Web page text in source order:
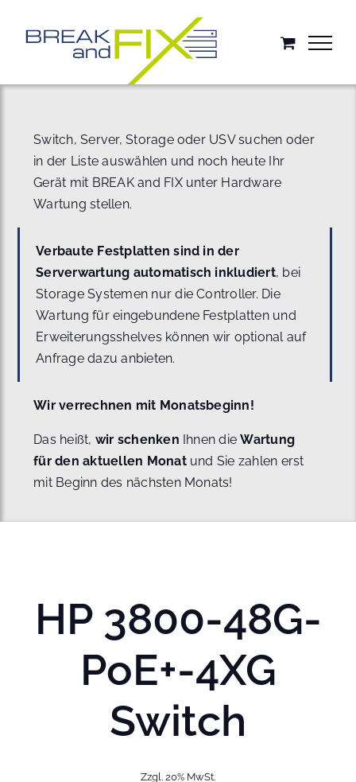
springen
Switch, Server, Storage oder USV suchen oder
in der Liste auswählen und noch heute Ihr
Gerät mit BREAK and FIX unter Hardware
Wartung stellen.
Verbaute Festplatten sind in der
Serverwartung automatisch inkludiert, bei
Storage Systemen nur die Controller. Die
Wartung für eingebundene Festplatten und
Erweiterungsshelves können wir optional auf
Anfrage dazu anbieten.
Wir verrechnen mit Monatsbeginn!
Das heißt, wir schenken Ihnen dieWartung
für den aktuellen Monat und Sie zahlen erst
mit Beginn des nächsten Monats!
HP 3800-48G-
PoE+-4XG
Switch
Zzgl. 20% MwSt.